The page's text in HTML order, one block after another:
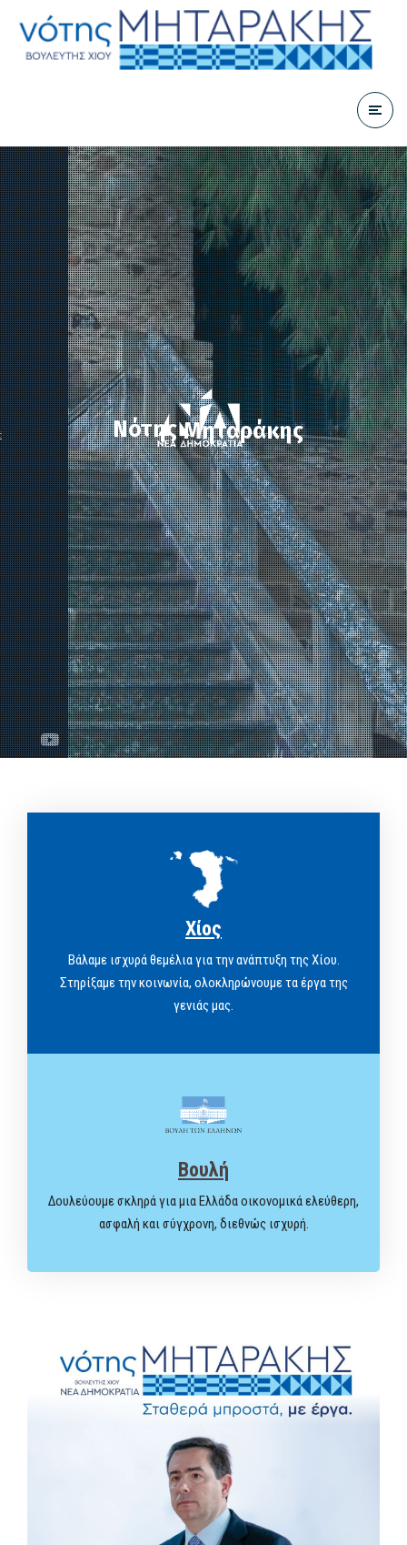
Νότης Μηταράκης
Χίος
Βάλαμε ισχυρά θεμέλια για την ανάπτυξη της Χίου.
Στηρίξαμε την κοινωνία, ολοκληρώνουμε τα έργα της
γενιάς μας.
Βουλή
Δουλεύουμε σκληρά για μια Ελλάδα οικονομικά ελεύθερη,
ασφαλή και σύγχρονη, διεθνώς ισχυρή.